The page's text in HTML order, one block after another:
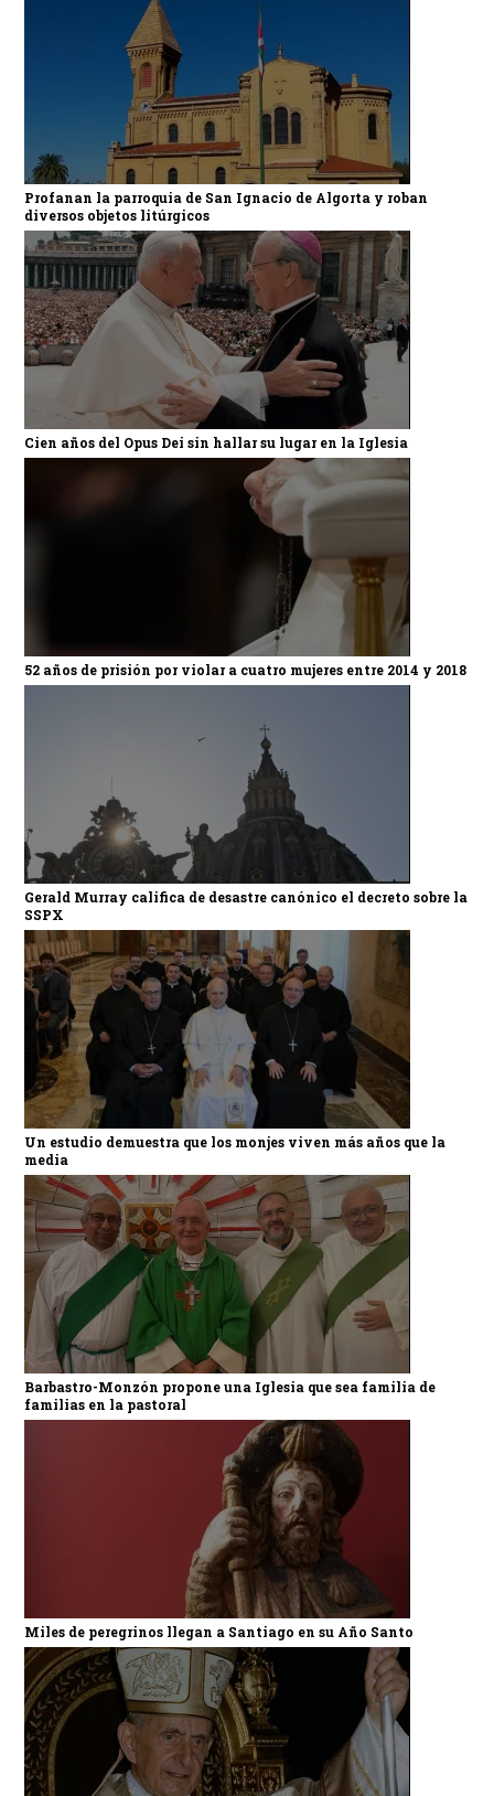
Profanan la parroquia de San Ignacio de Algorta y roban
diversos objetos litúrgicos
Cien años del Opus Dei sin hallar su lugar en la Iglesia
52 años de prisión por violar a cuatro mujeres entre 2014 y 2018
Gerald Murray califica de desastre canónico el decreto sobre la
SSPX
Un estudio demuestra que los monjes viven más años que la
media
Barbastro-Monzón propone una Iglesia que sea familia de
familias en la pastoral
Miles de peregrinos llegan a Santiago en su Año Santo